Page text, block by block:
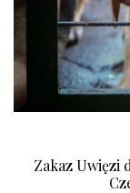
Zakaz Uwięzi